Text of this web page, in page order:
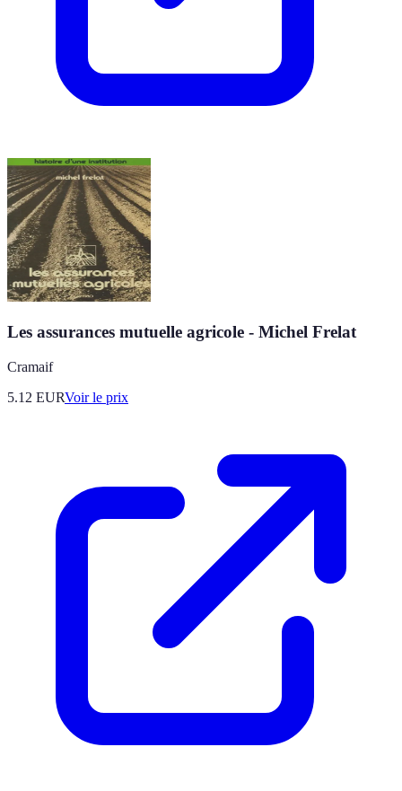
Les assurances mutuelle agricole - Michel Frelat
Cramaif
5.12 EURVoir le prix